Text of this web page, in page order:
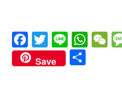
Fa
ce
bo
T
wi
tte
Li
ne
W W
Save